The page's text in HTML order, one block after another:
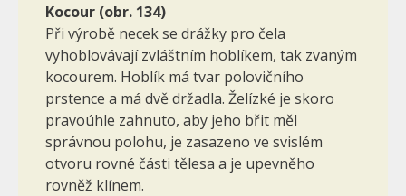
Kocour (obr. 134)
Při výrobě necek se drážky pro čela
vyhoblovávají zvláštním hoblíkem, tak zvaným
kocourem. Hoblík má tvar polovičního
prstence a má dvě držadla. Želízké je skoro
pravoúhle zahnuto, aby jeho břit měl
správnou polohu, je zasazeno ve svislém
otvoru rovné části tělesa a je upevněho
rovněž klínem.